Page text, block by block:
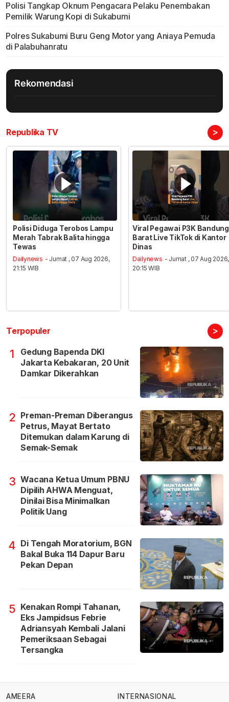
Polisi Tangkap Oknum Pengacara Pelaku Penembakan
Pemilik Warung Kopi di Sukabumi
Polres Sukabumi Buru Geng Motor yang Aniaya Pemuda
di Palabuhanratu
Rekomendasi
Republika TV >
Polisi Diduga Terobos Lampu
Merah Tabrak Balita hingga
Tewas
Dailynews - Jumat , 07 Aug 2026,
21:15 WIB
Viral Pegawai P3K Bandung
Barat Live TikTok di Kantor
Dinas
Dailynews - Jumat , 07 Aug 2026,
20:15 WIB
Terpopuler >
1
Gedung Bapenda DKI
Jakarta Kebakaran, 20 Unit
Damkar Dikerahkan
2 Preman-Preman Diberangus
Petrus, Mayat Bertato
Ditemukan dalam Karung di
Semak-Semak
3 Wacana Ketua Umum PBNU
Dipilih AHWA Menguat,
Dinilai Bisa Minimalkan
Politik Uang
4 Di Tengah Moratorium, BGN
Bakal Buka 114 Dapur Baru
Pekan Depan
5 Kenakan Rompi Tahanan,
Eks Jampidsus Febrie
Adriansyah Kembali Jalani
Pemeriksaan Sebagai
Tersangka
AMEERA INTERNASIONAL